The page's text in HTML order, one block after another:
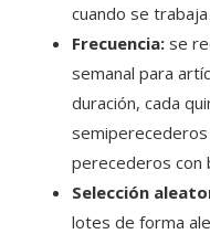
cuando se
Frecuencia: se
semanal para
duración, cada
semiperecederos
perecederos con
Selección
lotes de forma